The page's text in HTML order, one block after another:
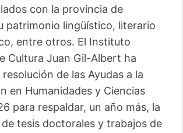
con la provincia de
patrimonio lingüístico, literario
entre otros. El Instituto
Cultura Juan Gil-Albert ha
de las Ayudas a la
en Humanidades y Ciencias
para respaldar, un año más, la
tesis doctorales y trabajos de